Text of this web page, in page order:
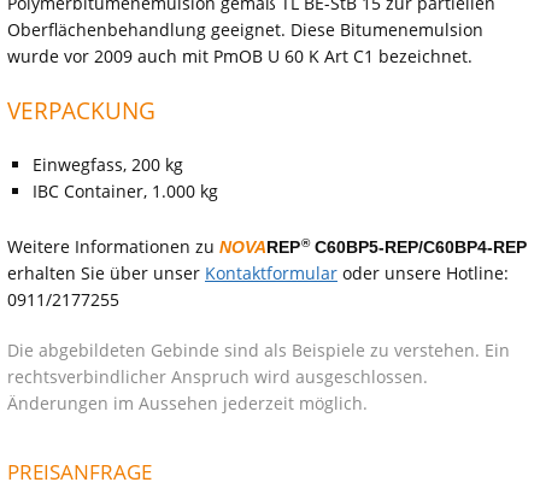
Oberflächenbehandlung geeignet. Diese Bitumenemulsion
wurde vor 2009 auch mit PmOB U 60 K Art C1 bezeichnet.
VERPACKUNG
Einwegfass, 200 kg
IBC Container, 1.000 kg
Weitere Informationen zu NOVAREP®C60BP5-REP/C60BP4-REP
erhalten Sie über unser Kontaktformular oder unsere Hotline:
0911/2177255
Die abgebildeten Gebinde sind als Beispiele zu verstehen. Ein
rechtsverbindlicher Anspruch wird ausgeschlossen.
Änderungen im Aussehen jederzeit möglich.
PREISANFRAGE